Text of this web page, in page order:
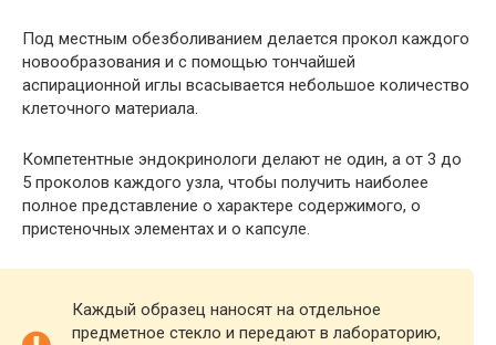
Под местным обезболиванием делается прокол каждого
новообразования и с помощью тончайшей
аспирационной иглы всасывается небольшое количество
клеточного материала.
Компетентные эндокринологи делают не один, а от 3 до
5 проколов каждого узла, чтобы получить наиболее
полное представление о характере содержимого, о
пристеночных элементах и о капсуле.
Каждый образец наносят на отдельное
предметное стекло и передают в лабораторию,